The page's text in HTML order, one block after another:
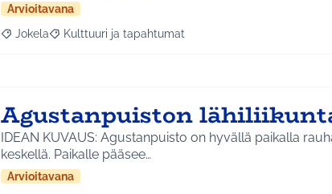
Arvioitavana
Rajaa tulokset aihepiirin mukaan: Jokela
Jokela Rajaa tulokset teeman mukaan: Kulttuuri ja
Kulttuuri ja tapahtumat
Agustanpuiston
IDEAN KUVAUS: Agustanpuisto on hyvällä paikalla
keskellä. Paikalle pääsee…
Arvioitavana